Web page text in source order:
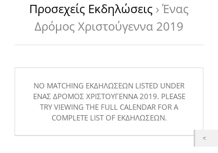
Προσεχείς Εκδηλώσεις › Ένας
Δρόμος Χριστούγεννα 2019
NO MATCHING ΕΚΔΗΛΏΣΕΩΝ LISTED UNDER
ΈΝΑΣ ΔΡΌΜΟΣ ΧΡΙΣΤΟΎΓΕΝΝΑ 2019. PLEASE
TRY VIEWING THE FULL CALENDAR FOR A
COMPLETE LIST OF ΕΚΔΗΛΏΣΕΩΝ.